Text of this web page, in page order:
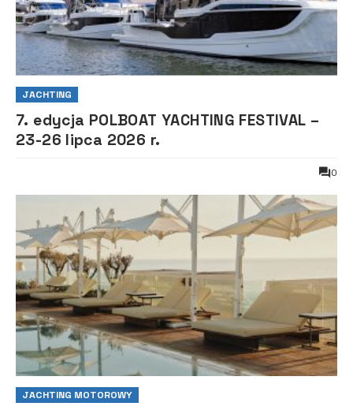
JACHTING
7. edycja POLBOAT YACHTING FESTIVAL –
23-26 lipca 2026 r.
0
JACHTING MOTOROWY